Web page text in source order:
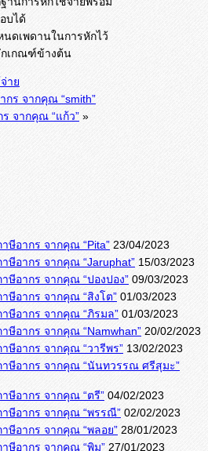
บได้
นดเพดานในการหักไว้
กเกณฑ์ข้างต้น
าย
ร จากคุณ “smith”
จากคุณ “แก้ว” »
อากร จากคุณ “Pita” 23/04/2023
อากร จากคุณ “Jaruphat” 15/03/2023
อากร จากคุณ “ปองปอง” 09/03/2023
อากร จากคุณ “สิงโต” 01/03/2023
อากร จากคุณ “ภิรมล” 01/03/2023
อากร จากคุณ “Namwhan” 20/02/2023
อากร จากคุณ “วารีพร” 13/02/2023
ษีอากร จากคุณ “นันทวรรณ ศรีสุมะ”
อากร จากคุณ “ตรี” 04/02/2023
ษีอากร จากคุณ “พรรณี” 02/02/2023
อากร จากคุณ “พลอย” 28/01/2023
อากร จากคุณ “พิม” 27/01/2023